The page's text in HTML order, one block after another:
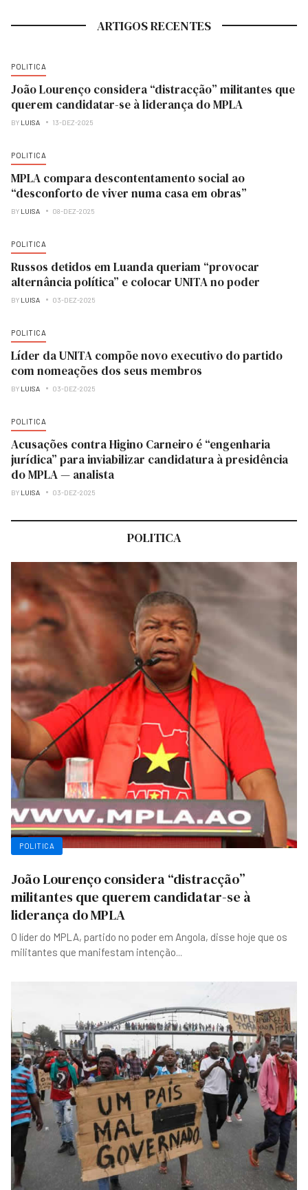
ARTIGOS RECENTES
POLITICA
João Lourenço considera “distracção” militantes que
querem candidatar-se à liderança do MPLA
BY LUISA 13-DEZ-2025
POLITICA
MPLA compara descontentamento social ao
“desconforto de viver numa casa em obras”
BY LUISA 08-DEZ-2025
POLITICA
Russos detidos em Luanda queriam “provocar
alternância política” e colocar UNITA no poder
BY LUISA 03-DEZ-2025
POLITICA
Líder da UNITA compõe novo executivo do partido
com nomeações dos seus membros
BY LUISA 03-DEZ-2025
POLITICA
Acusações contra Higino Carneiro é “engenharia
jurídica” para inviabilizar candidatura à presidência
do MPLA — analista
BY LUISA 03-DEZ-2025
POLITICA
POLITICA
João Lourenço considera “distracção”
militantes que querem candidatar-se à
liderança do MPLA
O líder do MPLA, partido no poder em Angola, disse hoje que os
militantes que manifestam intenção...